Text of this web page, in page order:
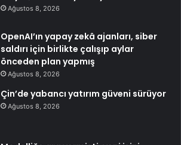
Ağustos 8, 2026
OpenAI’ın yapay zekâ ajanları, siber
saldırı için birlikte çalışıp aylar
önceden plan yapmış
Ağustos 8, 2026
Çin’de yabancı yatırım güveni sürüyor
Ağustos 8, 2026